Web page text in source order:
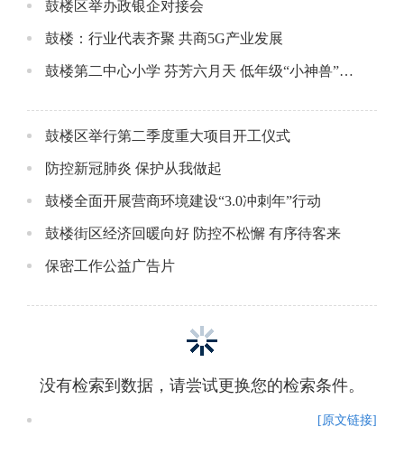
鼓楼区举办政银企对接会
鼓楼：行业代表齐聚 共商5G产业发展
鼓楼第二中心小学 芬芳六月天 低年级“小神兽”开学啦
鼓楼区举行第二季度重大项目开工仪式
防控新冠肺炎 保护从我做起
鼓楼全面开展营商环境建设“3.0冲刺年”行动
鼓楼街区经济回暖向好 防控不松懈 有序待客来
保密工作公益广告片
没有检索到数据，请尝试更换您的检索条件。
[原文链接]